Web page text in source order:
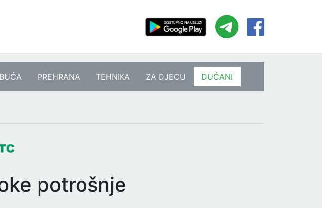
PREHRANA TEHNIKA ZA DJECU DUĆANI
potrošnje